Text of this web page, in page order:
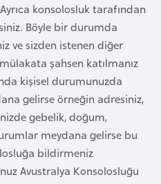
konsolosluk tarafından
Böyle bir durumda
ve sizden istenen diğer
şahsen katılmanız
kişisel durumunuzda
gelirse örneğin adresiniz,
gebelik, doğum,
meydana gelirse bu
bildirmeniz
Avustralya Konsolosluğu